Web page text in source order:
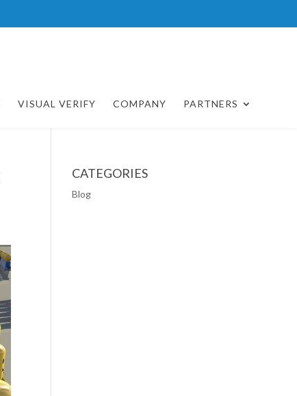
VISUAL VERIFY COMPANY PARTNERS
CATEGORIES
Blog